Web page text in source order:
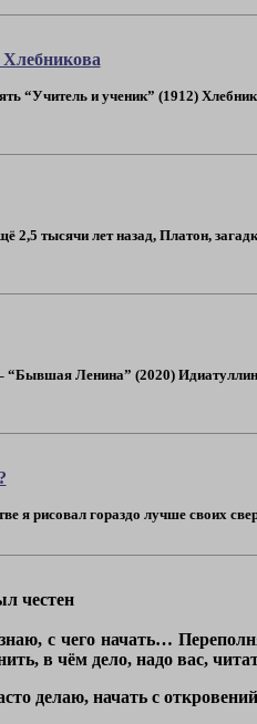
“Учитель и ученик” (1912)
2,5 тысячи лет назад, Платон,
Ленина” (2020)
я рисовал гораздо лучше своих
честен
с чего начать…
в чём дело, надо вас,
делаю, начать с откровений